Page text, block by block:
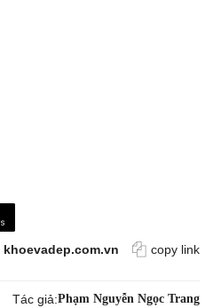
khoevadep.com.vn copy link
Tác giả:Phạm Nguyễn Ngọc Trang